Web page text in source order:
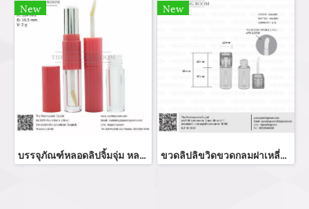
New
บรรจุภัณฑ์หลอดลิปจิ้มจุ่ม หลอดลิปกลอส bottle lip gloss/ lip bottle ขวดลิป บรรจุภัณฑ์ใส่ลิป จำหน่ายบรรจุภัณฑ์เครื่องสำอางรรจุภัณฑ์เครื่องสำอางทุกประเภท
New
ขวดลิปลิขวิดขวดกลมฝาเหลี่ยม